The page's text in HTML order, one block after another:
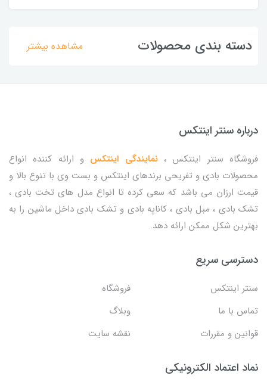
دسته بندی محصولات مشاهده بیشتر
درباره سنتر اینتکس
فروشگاه سنتر اینتکس ،نمایندگی اینتکس و ارائه کننده انواع
محصولات بادی و تفریحی برندهای اینتکس و بست وی با تنوع بالا و
قیمت ارزان می باشد که سعی کرده تا انواع مدل های تخت بادی ،
تشک بادی ، مبل بادی ، کاناپه بادی و تشک بادی داخل ماشین را به
بهترین شکل ممکن ارائه دهد.
دسترسی سریع
سنتر اینتکس
فروشگاه
تماس با ما
وبلاگ
قوانین و مقررات
نقشه سایت
نماد اعتماد الکترونیکی